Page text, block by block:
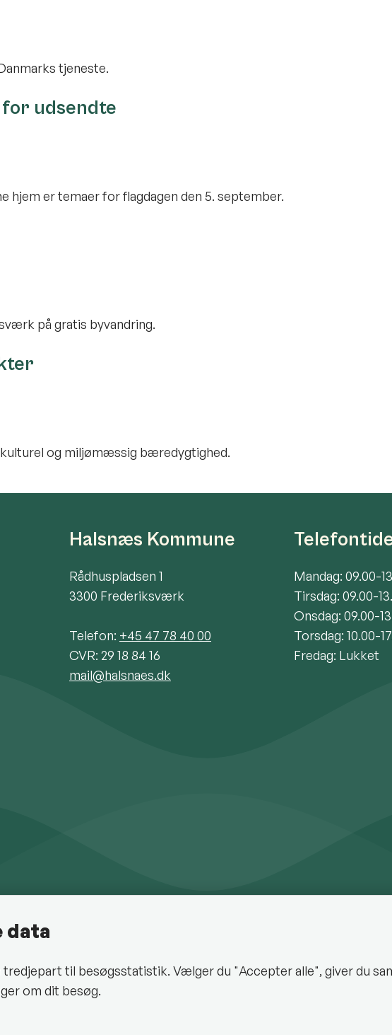
tjeneste.
udsendte
hjem er temaer for flagdagen den 5. september.
på gratis byvandring.
og miljømæssig bæredygtighed.
Halsnæs Kommune
Rådhuspladsen 1
3300 Frederiksværk
Telefon: +45 47 78 40 00
CVR: 29 18 84 16
mail@halsnaes.dk
Mandag: 09.00-
Tirsdag: 09.00-
Onsdag: 09.00-
Torsdag: 10.00-
Fredag: Lukket
på Facebook Oplev Halsnæs på Facebook
data
til besøgsstatistik. Vælger du "Accepter alle", giver du
om dit besøg.